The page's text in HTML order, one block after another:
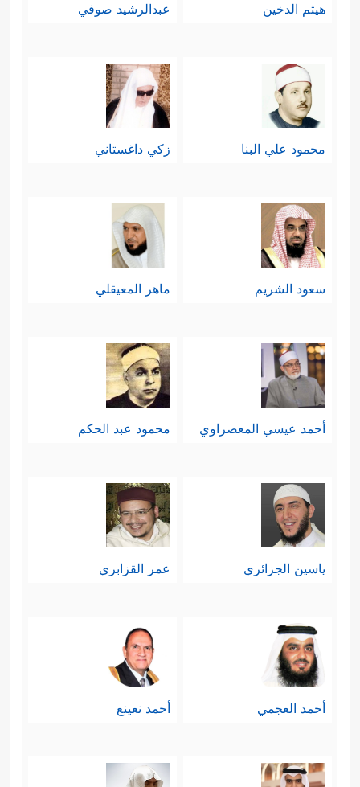
هيثم الدخين عبدالرشيد صوفي
محمود علي البنا زكي داغستاني
سعود الشريم ماهر المعيقلي
أحمد عيسي المعصراوي محمود عبد الحكم
ياسين الجزائري عمر القزابري
أحمد العجمي أحمد نعينع